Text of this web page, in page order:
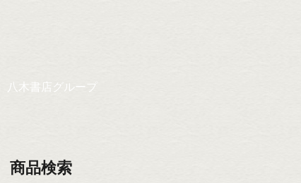
八木書店グループ
商品検索